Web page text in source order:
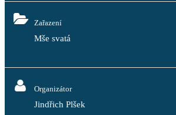
Zařazení
Mše svatá
Organizátor
Jindřich Plšek